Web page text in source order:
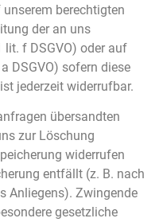
berechtigten
der an uns
lit. f DSGVO) oder auf
DSGVO) sofern diese
jederzeit widerrufbar.
übersandten
zur Löschung
widerrufen
entfällt (z. B. nach
Anliegens). Zwingende
gesetzliche